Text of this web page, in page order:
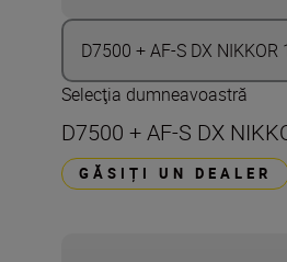
D7500 + AF-S DX NIKKOR
Selecţia dumneavoastră
D7500 + AF-S DX
GĂSIȚI UN DEALER